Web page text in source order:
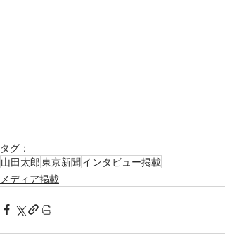
タグ：
山田太郎東京新聞インタビュー掲載
メディア掲載